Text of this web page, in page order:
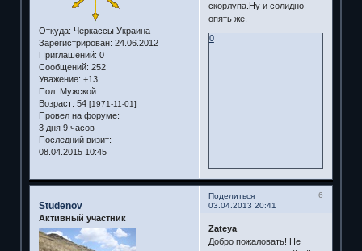
Откуда: Черкассы Украина
Зарегистрирован: 24.06.2012
Приглашений: 0
Сообщений: 252
Уважение: +13
Пол: Мужской
Возраст: 54 [1971-11-01]
Провел на форуме:
3 дня 9 часов
Последний визит:
08.04.2015 10:45
скорлупа.Ну и солидно
опять же.
0
Поделиться
6
03.04.2013 20:41
Studenov
Активный участник
Zateya
Добро пожаловать! Не